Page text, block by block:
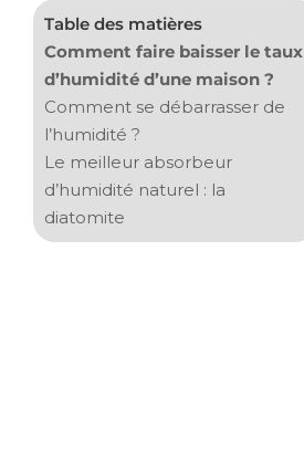
Table des matières
Comment faire baisser le taux
d’humidité d’une maison ?
Comment se débarrasser de
l’humidité ?
Le meilleur absorbeur
d’humidité naturel : la
diatomite